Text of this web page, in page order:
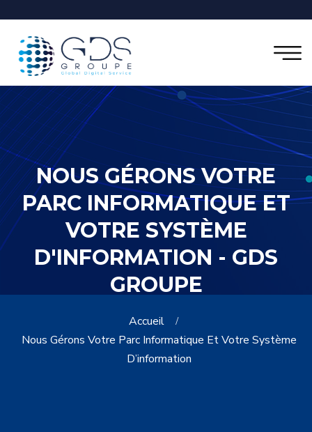
NOUS GÉRONS VOTRE
PARC INFORMATIQUE ET
VOTRE SYSTÈME
D'INFORMATION - GDS
GROUPE
Accueil
Nous Gérons Votre Parc Informatique Et Votre Système
D’information